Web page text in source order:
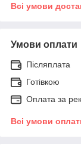
Всі умови
Умови оплати
Післяплата
Готівкою
Оплата за
Всі умови